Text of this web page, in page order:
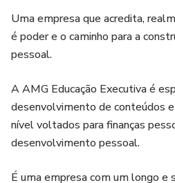
Uma empresa que acredita,
é poder e o caminho para a
pessoal.
A AMG Educação Executiva é
desenvolvimento de conteúdos
nível voltados para finanças
desenvolvimento pessoal.
É uma empresa com um longo e